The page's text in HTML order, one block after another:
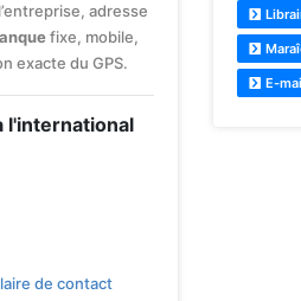
adresse
fixe, mobile,
exacte du GPS.
l'international
de contact
E-